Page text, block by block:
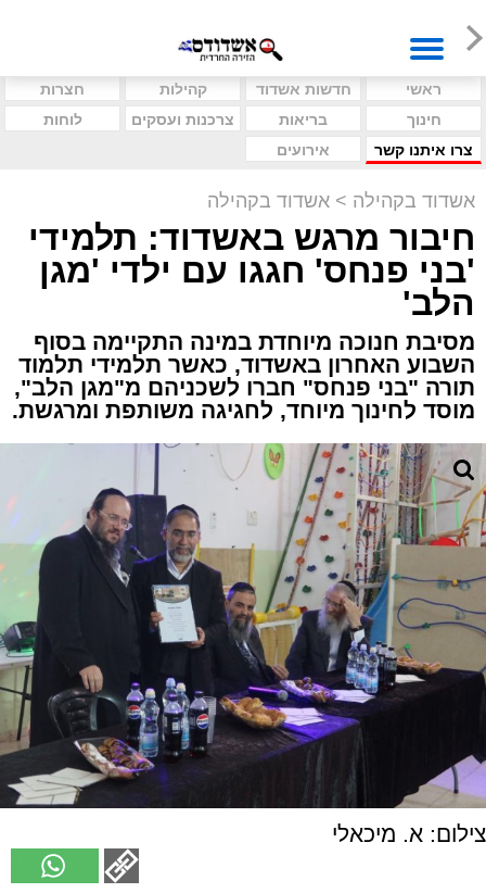
ראשי חדשות אשדוד קהילות
חצרות
חינוך
בריאות צרכנות ועסקים
לוחות
צרו איתנו קשר
אירועים
אשדוד בקהילה > אשדוד בקהילה
חיבור מרגש באשדוד: תלמידי
'בני פנחס' חגגו עם ילדי 'מגן
הלב'
מסיבת חנוכה מיוחדת במינה התקיימה בסוף
השבוע האחרון באשדוד, כאשר תלמידי תלמוד
תורה "בני פנחס" חברו לשכניהם מ"מגן הלב",
מוסד לחינוך מיוחד, לחגיגה משותפת ומרגשת.
צילום: א. מיכאלי